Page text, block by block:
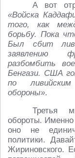
А вот
«Войска
того, как
борьбу. Пока
Был сбит
заявлению
разбомбить
Бенгази. США
по ливийским
обороны».
Третья
обороты. Именно
оно не
политики.
Жириновского.